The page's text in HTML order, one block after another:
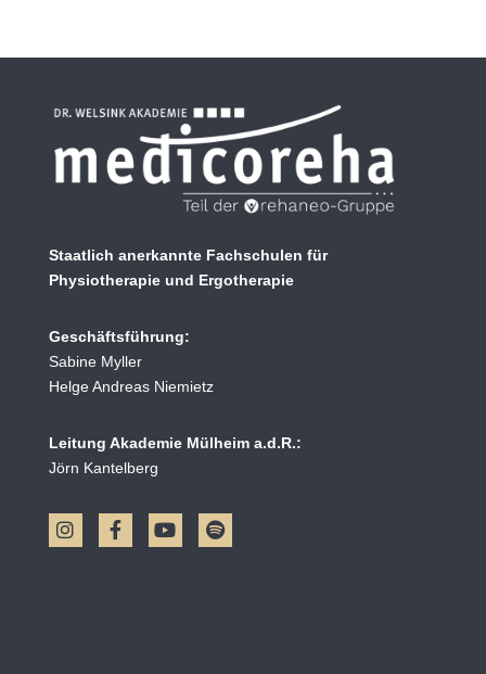
Staatlich anerkannte Fachschulen für
Physiotherapie und Ergotherapie
Geschäftsführung:
Sabine Myller
Helge Andreas Niemietz
Leitung Akademie Mülheim a.d.R.:
Jörn Kantelberg